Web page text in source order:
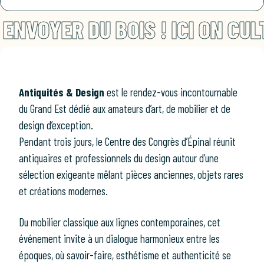
DU BOIS ! ICI ON
Antiquités & Design est le rendez-vous incontournable
du Grand Est dédié aux amateurs d’art, de mobilier et de
design d’exception.
Pendant trois jours, le Centre des Congrès d’Épinal réunit
antiquaires et professionnels du design autour d’une
sélection exigeante mêlant pièces anciennes, objets rares
et créations modernes.
Du mobilier classique aux lignes contemporaines, cet
événement invite à un dialogue harmonieux entre les
époques, où savoir-faire, esthétisme et authenticité se